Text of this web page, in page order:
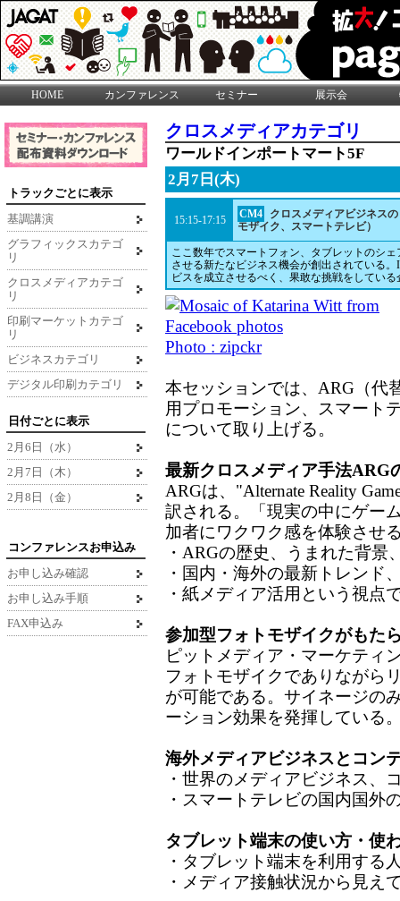
HOME カンファレンス セミナー 展示会
トラックごとに表示
基調講演
グラフィックスカテゴ
リ
クロスメディアカテゴ
リ
印刷マーケットカテゴ
リ
ビジネスカテゴリ
デジタル印刷カテゴリ
日付ごとに表示
2月6日（水）
2月7日（木）
2月8日（金）
コンファレンスお申込み
お申し込み確認
お申し込み手順
FAX申込み
クロスメディアカテゴリ
ワールドインポートマート5F
2月7日(木)
15:15-17:15 CM4
クロスメディアビジネス
モザイク、スマートテレビ）
ここ数年でスマートフォン、タブレットのシ
させる新たなビジネス機会が創出されている
ビスを成立させるべく、果敢な挑戦をしてい
Photo : zipckr
本セッションでは、ARG（代
用プロモーション、スマート
について取り上げる。
最新クロスメディア手法ARG
ARGは、"Alternate Reality
訳される。「現実の中にゲー
加者にワクワク感を体験させ
・ARGの歴史、うまれた背景
・国内・海外の最新トレンド
・紙メディア活用という視点
参加型フォトモザイクがもた
ピットメディア・マーケティ
フォトモザイクでありながら
が可能である。サイネージの
ーション効果を発揮している
海外メディアビジネスとコン
・世界のメディアビジネス、
・スマートテレビの国内国外
タブレット端末の使い方・使
・タブレット端末を利用する
・メディア接触状況から見え